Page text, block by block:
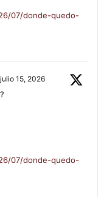
07/donde-quedo-
julio 15, 2026
07/donde-quedo-